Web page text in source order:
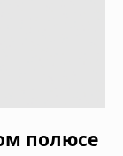
полюсе